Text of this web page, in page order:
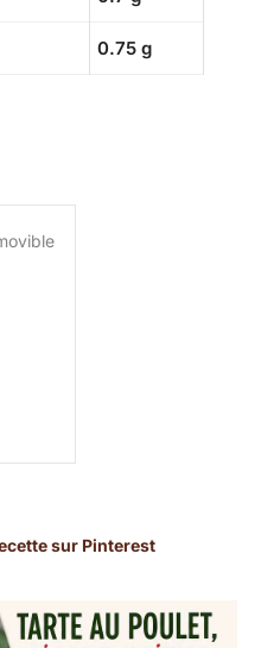
0.75 g
sur Pinterest